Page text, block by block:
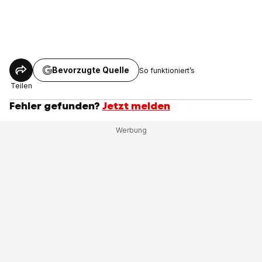
Teilen
Bevorzugte Quelle So funktioniert’s
Fehler gefunden? Jetzt melden